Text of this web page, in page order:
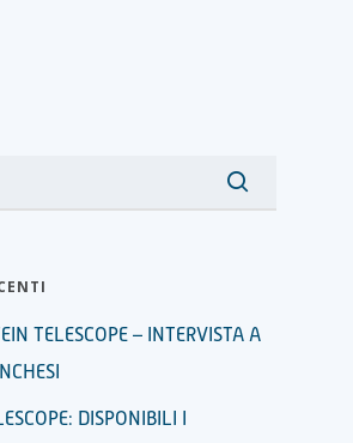
TELESCOPE – INTERVISTA A
DISPONIBILI I